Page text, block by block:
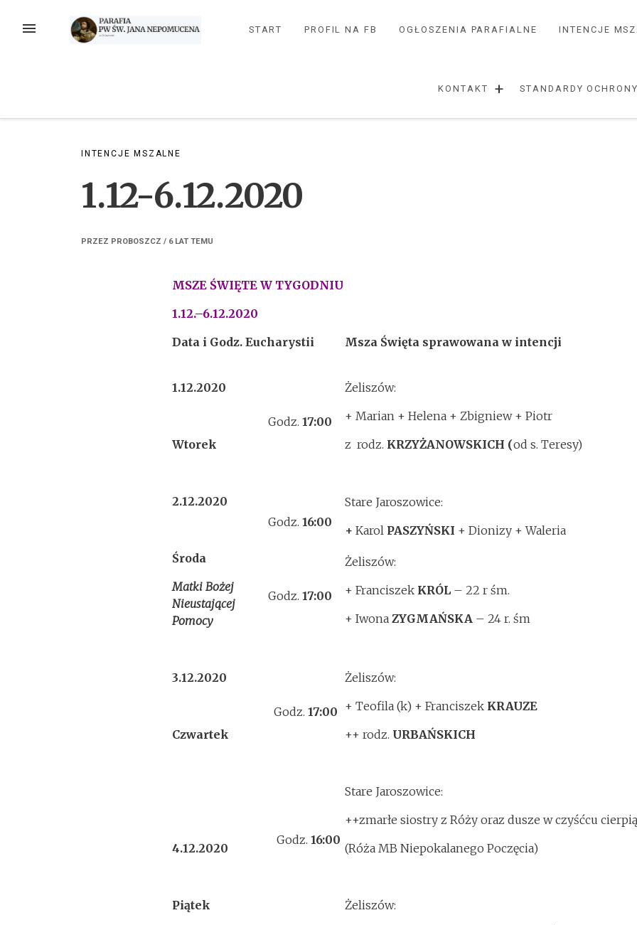
MENU START PROFIL NA FB OGŁOSZENIA PARAFIALNE INTENCJE
KONTAKT + STANDARDY
INTENCJE MSZALNE
1.12-6.12.2020
PRZEZ PROBOSZCZ / 6 LAT TEMU
MSZE ŚWIĘTE W TYGODNIU
1.12.–6.12.2020
Data i Godz. Eucharystii
Msza Święta sprawowana w intencji
1.12.2020
Wtorek
Godz.17:00
Żeliszów:
+ Marian + Helena + Zbigniew + Piotr
z rodz. KRZYŻANOWSKICH (od s. Teresy)
2.12.2020
Środa
Matki Bożej
Nieustającej
Pomocy
Godz.16:00
Stare Jaroszowice:
+Karol PASZYŃSKI + Dionizy + Waleria
Godz.17:00
Żeliszów:
+ Franciszek KRÓL – 22 r śm.
+ IwonaZYGMAŃSKA – 24 r. śm
3.12.2020
Czwartek
Godz.17:00
Żeliszów:
+ Teofila (k) + Franciszek KRAUZE
++ rodz. URBAŃSKICH
4.12.2020
Piątek
Godz.16:00
Stare Jaroszowice:
++zmarłe siostry z Róży oraz dusze w czyśćcu
(Róża MB Niepokalanego Poczęcia)
Żeliszów: